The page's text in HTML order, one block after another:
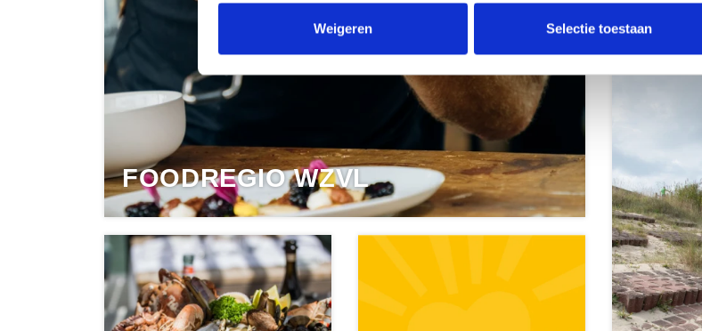
Weigeren Selectie toestaan
FOODREGIO WZVL